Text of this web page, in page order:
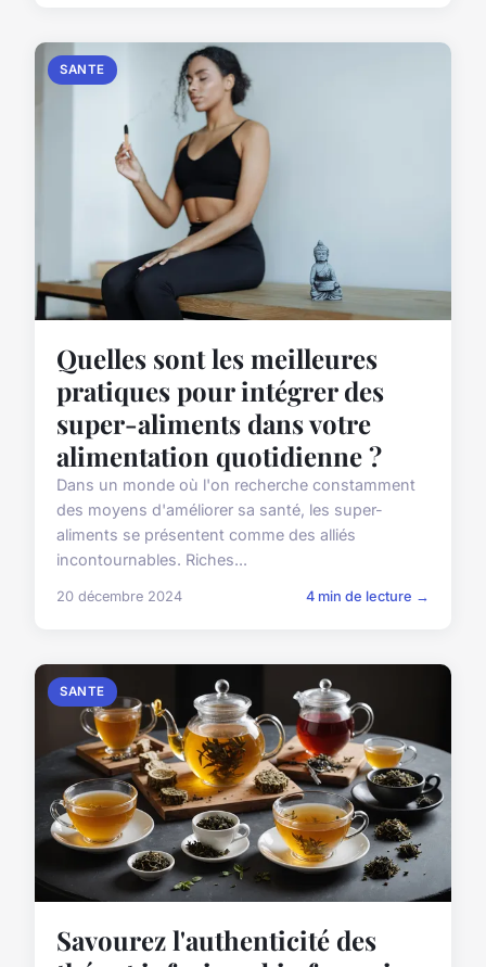
SANTE
Quelles sont les meilleures
pratiques pour intégrer des
super-aliments dans votre
alimentation quotidienne ?
Dans un monde où l'on recherche constamment
des moyens d'améliorer sa santé, les super-
aliments se présentent comme des alliés
incontournables. Riches...
20 décembre 2024 4 min de lecture →
SANTE
Savourez l'authenticité des